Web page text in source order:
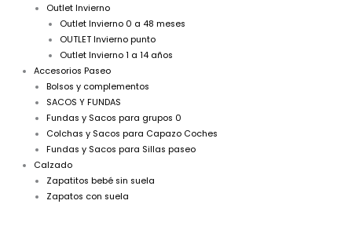
Outlet Invierno
Outlet Invierno 0 a 48 meses
OUTLET Invierno punto
Outlet Invierno 1 a 14 años
Accesorios Paseo
Bolsos y complementos
SACOS Y FUNDAS
Fundas y Sacos para grupos 0
Colchas y Sacos para Capazo Coches
Fundas y Sacos para Sillas paseo
Calzado
Zapatitos bebé sin suela
Zapatos con suela